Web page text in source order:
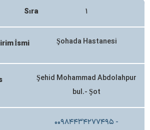
Sıra ۱
İsmi Şohada Hastanesi
Şehid Mohammad Abdolahpur
bul.- Şot
۰۰۹۸۴۴۳۴۲۷۷۴۹۵ -